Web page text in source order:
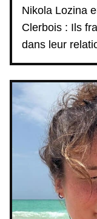
Nikola Lozina
Clerbois : Ils
dans leur